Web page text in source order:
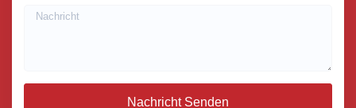
Nachricht Senden